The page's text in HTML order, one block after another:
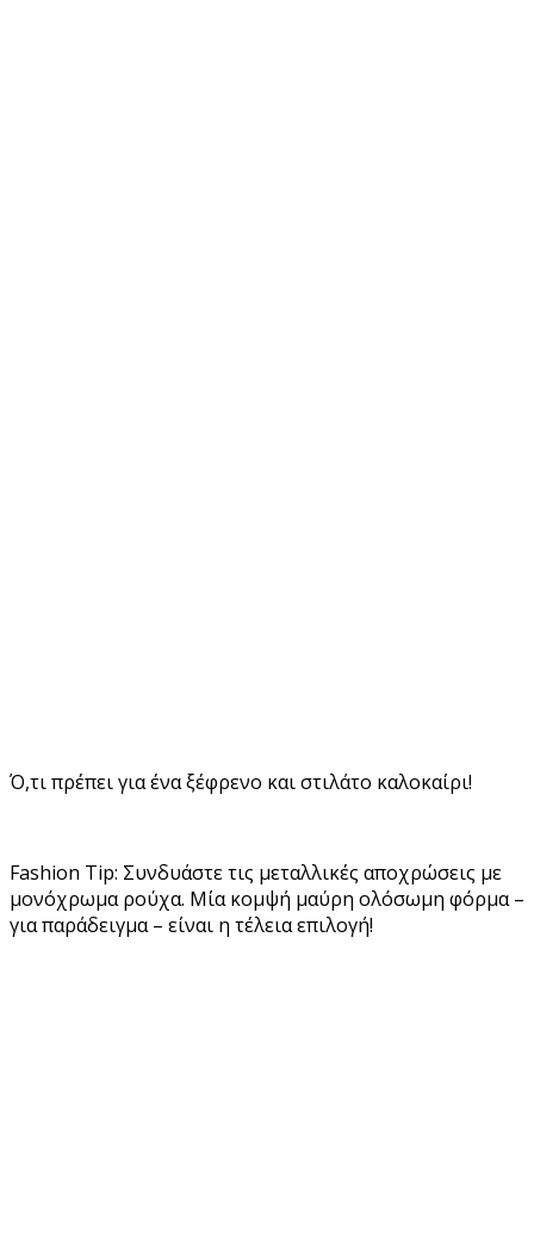
Ό,τι πρέπει για ένα ξέφρενο και στιλάτο καλοκαίρι!
Fashion Tip: Συνδυάστε τις μεταλλικές αποχρώσεις με
μονόχρωμα ρούχα. Μία κομψή μαύρη ολόσωμη φόρμα –
για παράδειγμα – είναι η τέλεια επιλογή!